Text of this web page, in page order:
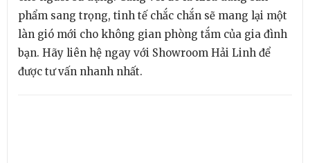
phẩm sang trọng, tinh tế chắc chắn sẽ mang lại một
làn gió mới cho không gian phòng tắm của gia đình
bạn. Hãy liên hệ ngay với Showroom Hải Linh để
được tư vấn nhanh nhất.